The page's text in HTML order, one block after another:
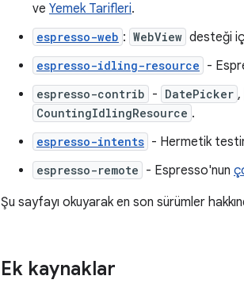
ve Yemek Tarifleri.
espresso-web : WebView desteği
espresso-idling-resource -
espresso-contrib - DatePicker ,
CountingIdlingResource .
espresso-intents - Hermetik
espresso-remote - Espresso'nun
Şu sayfayı okuyarak en son sürümler
Ek kaynaklar